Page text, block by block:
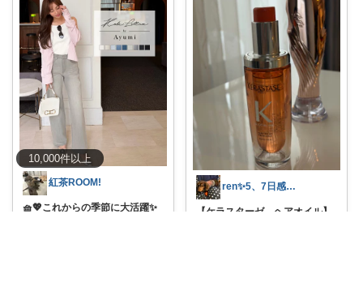
10,000件以上
紅茶ROOM!
🧺💖これからの季節に大活躍✨
ren✨5、7日感謝です💊🤔
【ケラスターゼ ヘアオイル】